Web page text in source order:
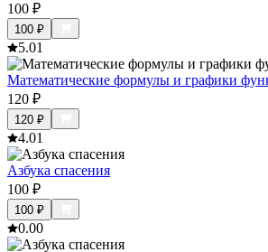
100 ₽
100 ₽
5.01
Математические формулы и графики
120 ₽
120 ₽
4.01
Азбука спасения
100 ₽
100 ₽
0.00